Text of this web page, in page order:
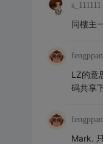
s_111111
同樓主
LZ的意
码共享
Mark.